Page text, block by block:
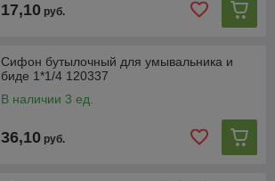
17,10 руб.
Сифон бутылочный для умывальника и
биде 1*1/4 120337
В наличии 3 ед.
36,10 руб.